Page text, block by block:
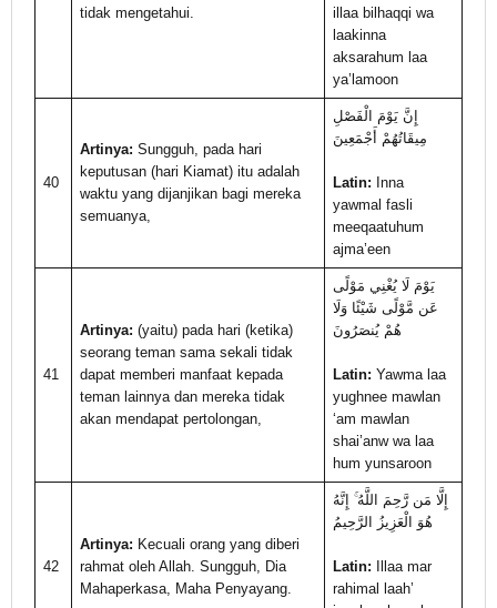
tidak mengetahui.
illaa bilhaqqi wa
laakinna
aksarahum laa
ya’lamoon
40
Artinya: Sungguh, pada hari
keputusan (hari Kiamat) itu adalah
waktu yang dijanjikan bagi mereka
semuanya,
إِنَّ يَوْمَ الْفَصْلِ
مِيقَاتُهُمْ أَجْمَعِينَ
Latin: Inna
yawmal fasli
meeqaatuhum
ajma’een
41
Artinya: (yaitu) pada hari (ketika)
seorang teman sama sekali tidak
dapat memberi manfaat kepada
teman lainnya dan mereka tidak
akan mendapat pertolongan,
يَوْمَ لَا يُغْنِي مَوْلًى
عَن مَّوْلًى شَيْئًا وَلَا
هُمْ يُنصَرُونَ
Latin: Yawma laa
yughnee mawlan
‘am mawlan
shai’anw wa laa
hum yunsaroon
42
Artinya: Kecuali orang yang diberi
rahmat oleh Allah. Sungguh, Dia
Mahaperkasa, Maha Penyayang.
إِلَّا مَن رَّحِمَ اللَّهُ ۚ إِنَّهُ
هُوَ الْعَزِيزُ الرَّحِيمُ
Latin: Illaa mar
rahimal laah’